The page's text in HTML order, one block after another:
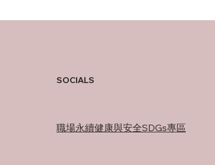
SOCIALS
職場永續健康與安全SDGs專區